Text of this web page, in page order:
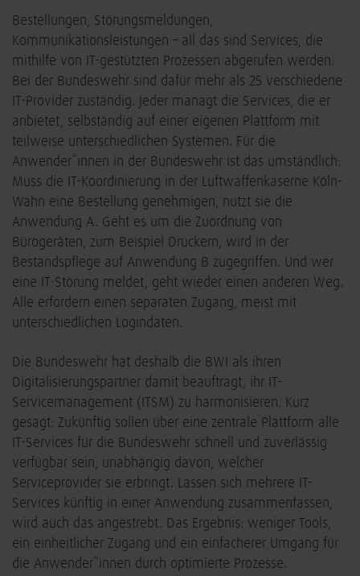
Bestellungen, Störungsmeldungen,
Kommunikationsleistungen – all das sind Services, die
mithilfe von IT-gestützten Prozessen abgerufen werden.
Bei der Bundeswehr sind dafür mehr als 25 verschiedene
IT-Provider zuständig. Jeder managt die Services, die er
anbietet, selbständig auf einer eigenen Plattform mit
teilweise unterschiedlichen Systemen. Für die
Anwender*innen in der Bundeswehr ist das umständlich:
Muss die IT-Koordinierung in der Luftwaffenkaserne Köln-
Wahn eine Bestellung genehmigen, nutzt sie die
Anwendung A. Geht es um die Zuordnung von
Bürogeräten, zum Beispiel Druckern, wird in der
Bestandspflege auf Anwendung B zugegriffen. Und wer
eine IT-Störung meldet, geht wieder einen anderen Weg.
Alle erfordern einen separaten Zugang, meist mit
unterschiedlichen Logindaten.
Die Bundeswehr hat deshalb die BWI als ihren
Digitalisierungspartner damit beauftragt, ihr IT-
Servicemanagement (ITSM) zu harmonisieren. Kurz
gesagt: Zukünftig sollen über eine zentrale Plattform alle
IT-Services für die Bundeswehr schnell und zuverlässig
verfügbar sein, unabhängig davon, welcher
Serviceprovider sie erbringt. Lassen sich mehrere IT-
Services künftig in einer Anwendung zusammenfassen,
wird auch das angestrebt. Das Ergebnis: weniger Tools,
ein einheitlicher Zugang und ein einfacherer Umgang für
die Anwender*innen durch optimierte Prozesse.